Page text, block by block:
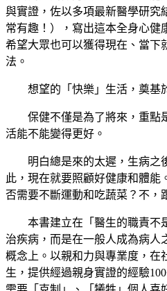
與實證，佐以多項最新醫學研究
常有趣！），寫出這本全身心健
希望大眾也可以獲得現在、當下
法。
想望的「快樂」生活，奠基
保健不僅是為了將來，重點
活能不能變得更好。
明白總是來的太遲，生病之
此，現在就要照顧好健康和體能
否需要不斷運動和吃蔬菜？不，
本書建立在「醫生的職責不
治疾病，而是在一般人成為病人
概念上。以親和力與專業度，在
生，提供經過親身實證的經驗